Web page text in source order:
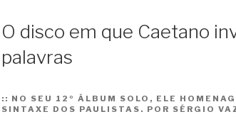
O disco em que Caetano
palavras
:: NO SEU 12º ÁLBUM SOLO, ELE
SINTAXE DOS PAULISTAS. POR SÉRGIO